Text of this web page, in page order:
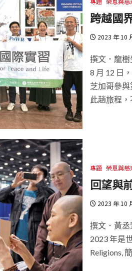
跨越國
2023 年 10
撰文．龍
8 月 12 日
芝加哥參與
此趟旅程
專題 榮恩與慈
回望與
2023 年 10
撰文．黃
2023 年是
Religions,